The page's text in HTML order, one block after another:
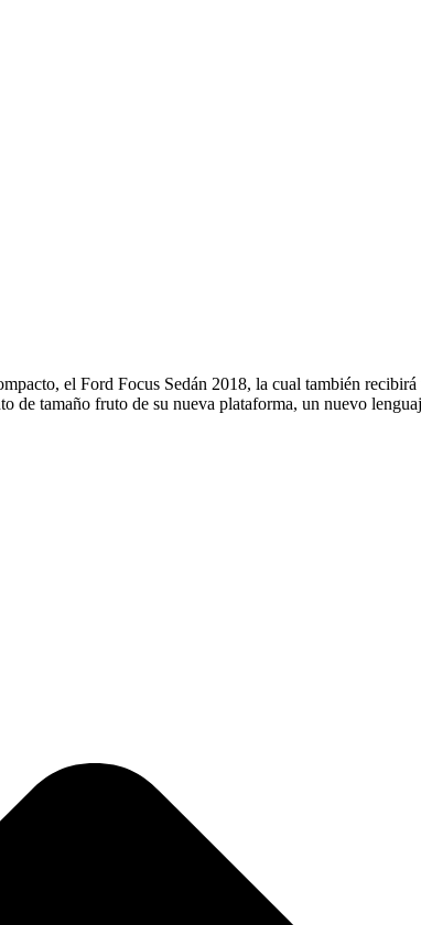
el Ford Focus Sedán 2018, la cual también recibirá
de tamaño fruto de su nueva plataforma, un nuevo